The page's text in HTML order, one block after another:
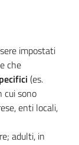
impostati
che
(es.
cui sono
enti locali,
adulti, in